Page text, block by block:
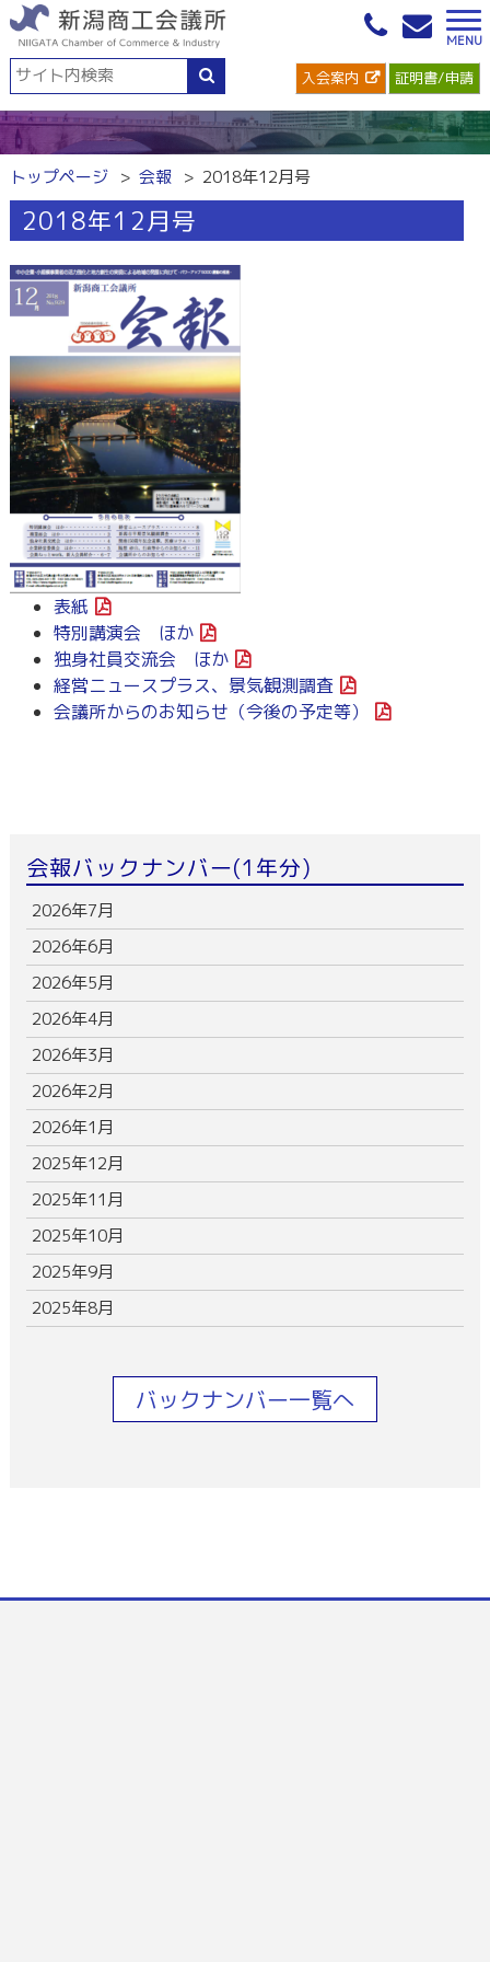
入会案内 証明書/申請
トップページ 会報 2018年12月号
2018年12月号
表紙
特別講演会 ほか
独身社員交流会 ほか
経営ニュースプラス、景気観測調査
会議所からのお知らせ（今後の予定等）
会報バックナンバー(1年分)
2026年7月
2026年6月
2026年5月
2026年4月
2026年3月
2026年2月
2026年1月
2025年12月
2025年11月
2025年10月
2025年9月
2025年8月
バックナンバー一覧へ